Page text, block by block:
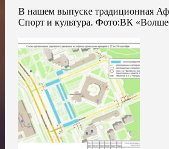
В нашем выпуске традиционная
Спорт и культура. Фото:ВК